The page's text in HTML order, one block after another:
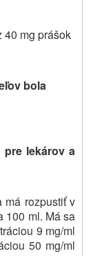
40 mg prášok
bola
pre lekárov a
má rozpustiť v
100 ml. Má sa
9 mg/ml
50 mg/ml